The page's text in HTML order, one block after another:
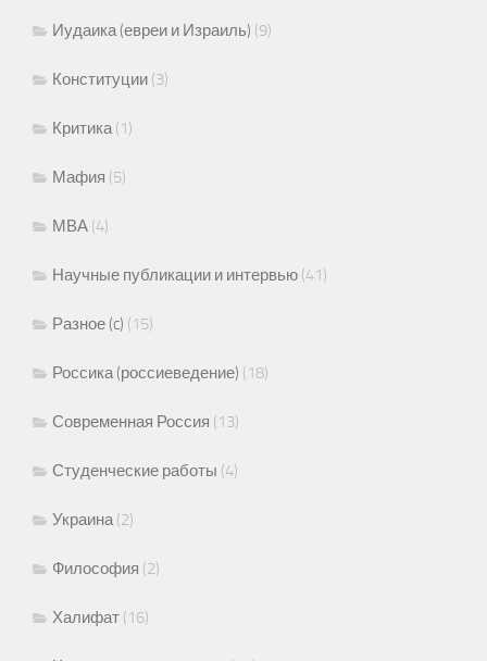
Иудаика (евреи и Израиль) (9)
Конституции (3)
Критика(1)
Мафия (5)
МВА (4)
Научные публикации и интервью (41)
Разное (c) (15)
Россика (россиеведение) (18)
Современная Россия (13)
Студенческие работы (4)
Украина(2)
Философия (2)
Халифат (16)